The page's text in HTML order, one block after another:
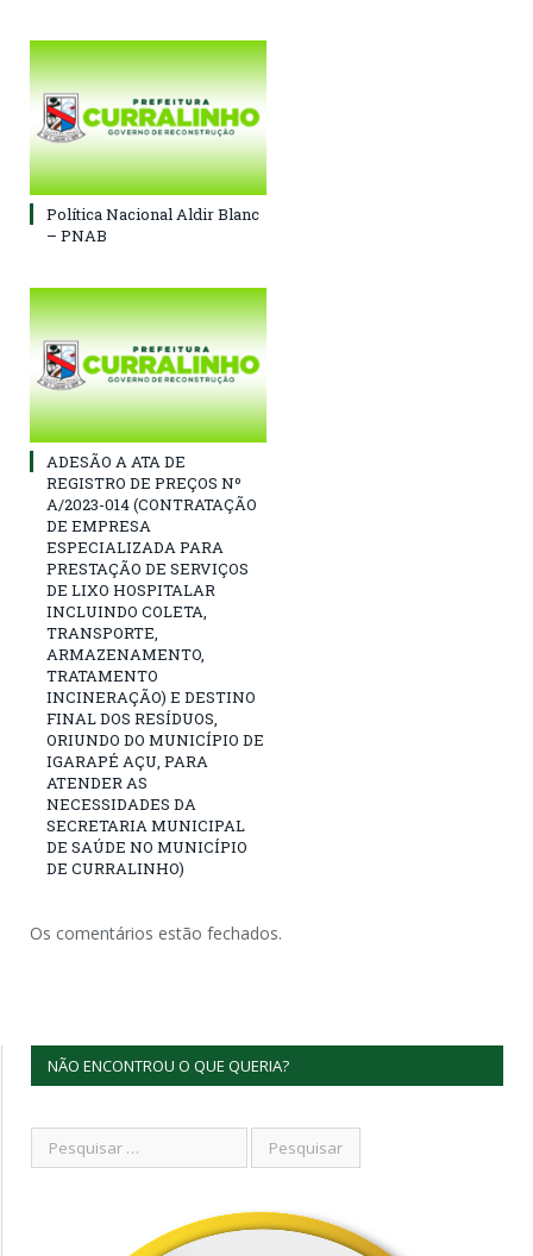
Política Nacional Aldir Blanc
– PNAB
ADESÃO A ATA DE
REGISTRO DE PREÇOS Nº
A/2023-014 (CONTRATAÇÃO
DE EMPRESA
ESPECIALIZADA PARA
PRESTAÇÃO DE SERVIÇOS
DE LIXO HOSPITALAR
INCLUINDO COLETA,
TRANSPORTE,
ARMAZENAMENTO,
TRATAMENTO
INCINERAÇÃO) E DESTINO
FINAL DOS RESÍDUOS,
ORIUNDO DO MUNICÍPIO DE
IGARAPÉ AÇU, PARA
ATENDER AS
NECESSIDADES DA
SECRETARIA MUNICIPAL
DE SAÚDE NO MUNICÍPIO
DE CURRALINHO)
Os comentários estão fechados.
NÃO ENCONTROU O QUE QUERIA?